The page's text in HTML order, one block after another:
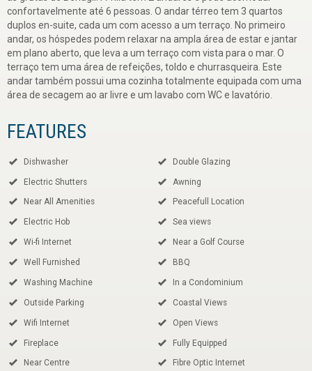
confortavelmente até 6 pessoas. O andar térreo tem 3 quartos
duplos en-suite, cada um com acesso a um terraço. No primeiro
andar, os hóspedes podem relaxar na ampla área de estar e jantar
em plano aberto, que leva a um terraço com vista para o mar. O
terraço tem uma área de refeições, toldo e churrasqueira. Este
andar também possui uma cozinha totalmente equipada com uma
área de secagem ao ar livre e um lavabo com WC e lavatório.
FEATURES
Dishwasher Double Glazing
Electric Shutters Awning
Near All Amenities Peacefull Location
Electric Hob Sea views
Wi-fi Internet Near a Golf Course
Well Furnished BBQ
Washing Machine In a Condominium
Outside Parking Coastal Views
Wifi Internet Open Views
Fireplace Fully Equipped
Near Centre Fibre Optic Internet